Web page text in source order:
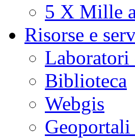
5 X Mille
Risorse e
Laboratori
Biblioteca
Webgis